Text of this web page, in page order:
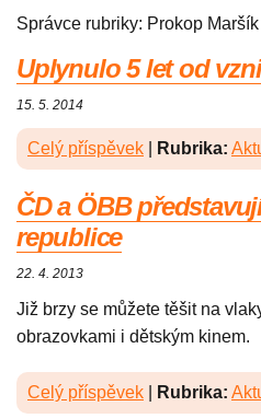
Správce rubriky: Prokop Maršík
Uplynulo 5 let od
15. 5. 2014
Celý příspěvek Rubrika:
ČD a ÖBB
republice
22. 4. 2013
Již brzy se můžete těšit na
obrazovkami i dětským kinem.
Celý příspěvek Rubrika: